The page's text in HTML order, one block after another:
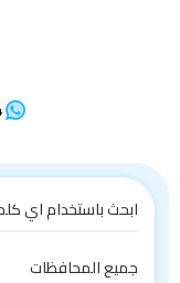
جميع المحافظات